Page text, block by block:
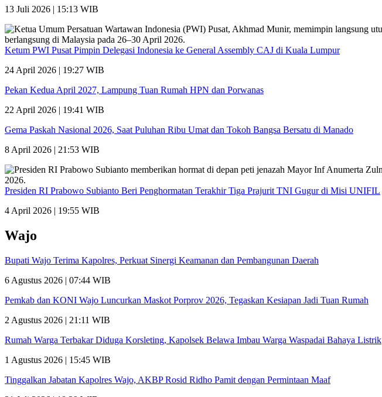
13 Juli 2026 | 15:13 WIB
Ketum PWI Pusat Pimpin Delegasi Indonesia ke General Assembly CAJ di Kuala Lumpur
24 April 2026 | 19:27 WIB
Pekan Kedua April 2027, Lampung Tuan Rumah HPN dan Porwanas
22 April 2026 | 19:41 WIB
Gema Paskah Nasional 2026, Saat Puluhan Ribu Umat dan Tokoh Bangsa Bersatu di Manado
8 April 2026 | 21:53 WIB
Presiden RI Prabowo Subianto Beri Penghormatan Terakhir Tiga Prajurit TNI Gugur di Misi UNIFIL
4 April 2026 | 19:55 WIB
Wajo
Bupati Wajo Terima Kapolres, Perkuat Sinergi Keamanan dan Pembangunan Daerah
6 Agustus 2026 | 07:44 WIB
Pemkab dan KONI Wajo Luncurkan Maskot Porprov 2026, Tegaskan Kesiapan Jadi Tuan Rumah
2 Agustus 2026 | 21:11 WIB
Rumah Warga Terbakar Diduga Korsleting, Kapolsek Belawa Imbau Warga Waspadai Bahaya Listrik
1 Agustus 2026 | 15:45 WIB
Tinggalkan Jabatan Kapolres Wajo, AKBP Rosid Ridho Pamit dengan Permintaan Maaf